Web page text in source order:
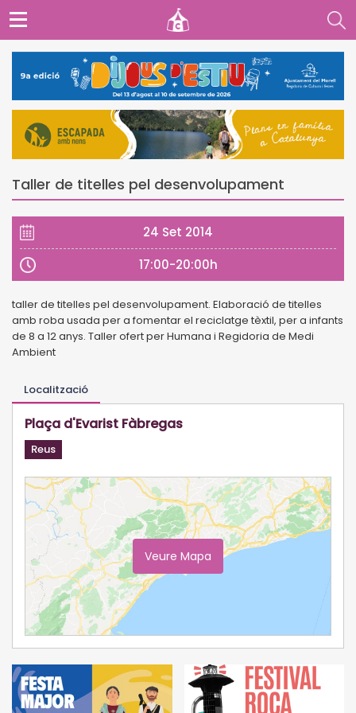
Taller de titelles pel desenvolupament
24 Set 2014
17:00-20:00h
taller de titelles pel desenvolupament. Elaboració de titelles
amb roba usada per a fomentar el reciclatge tèxtil, per a infants
de 8 a 12 anys. Taller ofert per Humana i Regidoria de Medi
Ambient
Localització
Plaça d'Evarist Fàbregas
Reus
Veure Mapa